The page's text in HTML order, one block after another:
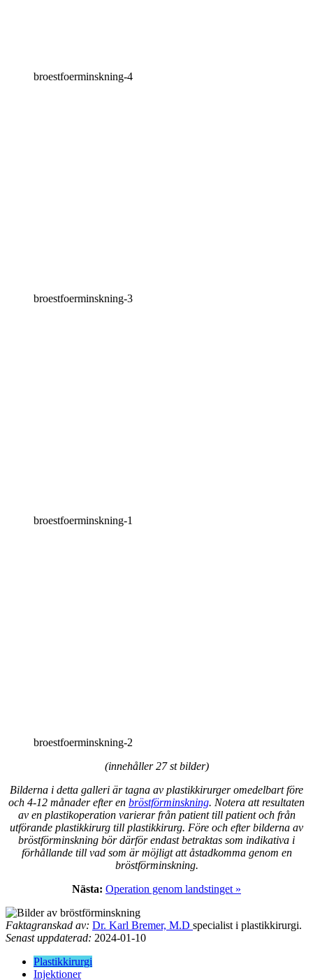
broestfoerminskning-4
broestfoerminskning-3
broestfoerminskning-1
broestfoerminskning-2
(innehåller 27 st bilder)
Bilderna i detta galleri är tagna av plastikkirurger omedelbart före
och 4-12 månader efter en bröstförminskning. Notera att resultaten
av en plastikoperation varierar från patient till patient och från
utförande plastikkirurg till plastikkirurg. Före och efter bilderna av
bröstförminskning bör därför endast betraktas som indikativa i
förhållande till vad som är möjligt att åstadkomma genom en
bröstförminskning.
Nästa: Operation genom landstinget »
Faktagranskad av: Dr. Karl Bremer, M.D specialist i plastikkirurgi.
Senast uppdaterad: 2024-01-10
Plastikkirurgi
Injektioner